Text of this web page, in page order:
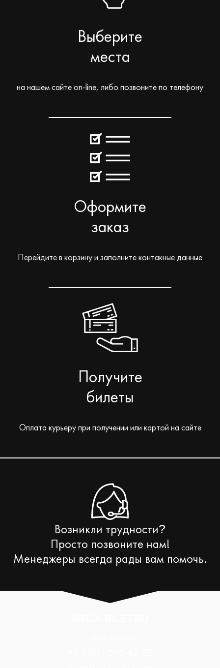
Выберите
места
на нашем сайте on-line, либо позвоните по телефону
Оформите
заказ
Перейдите в корзину и заполните контакные данные
Получите
билеты
Оплата курьеру при получении или картой на сайте
Возникли трудности?
Просто позвоните нам!
Менеджеры всегда рады вам помочь.